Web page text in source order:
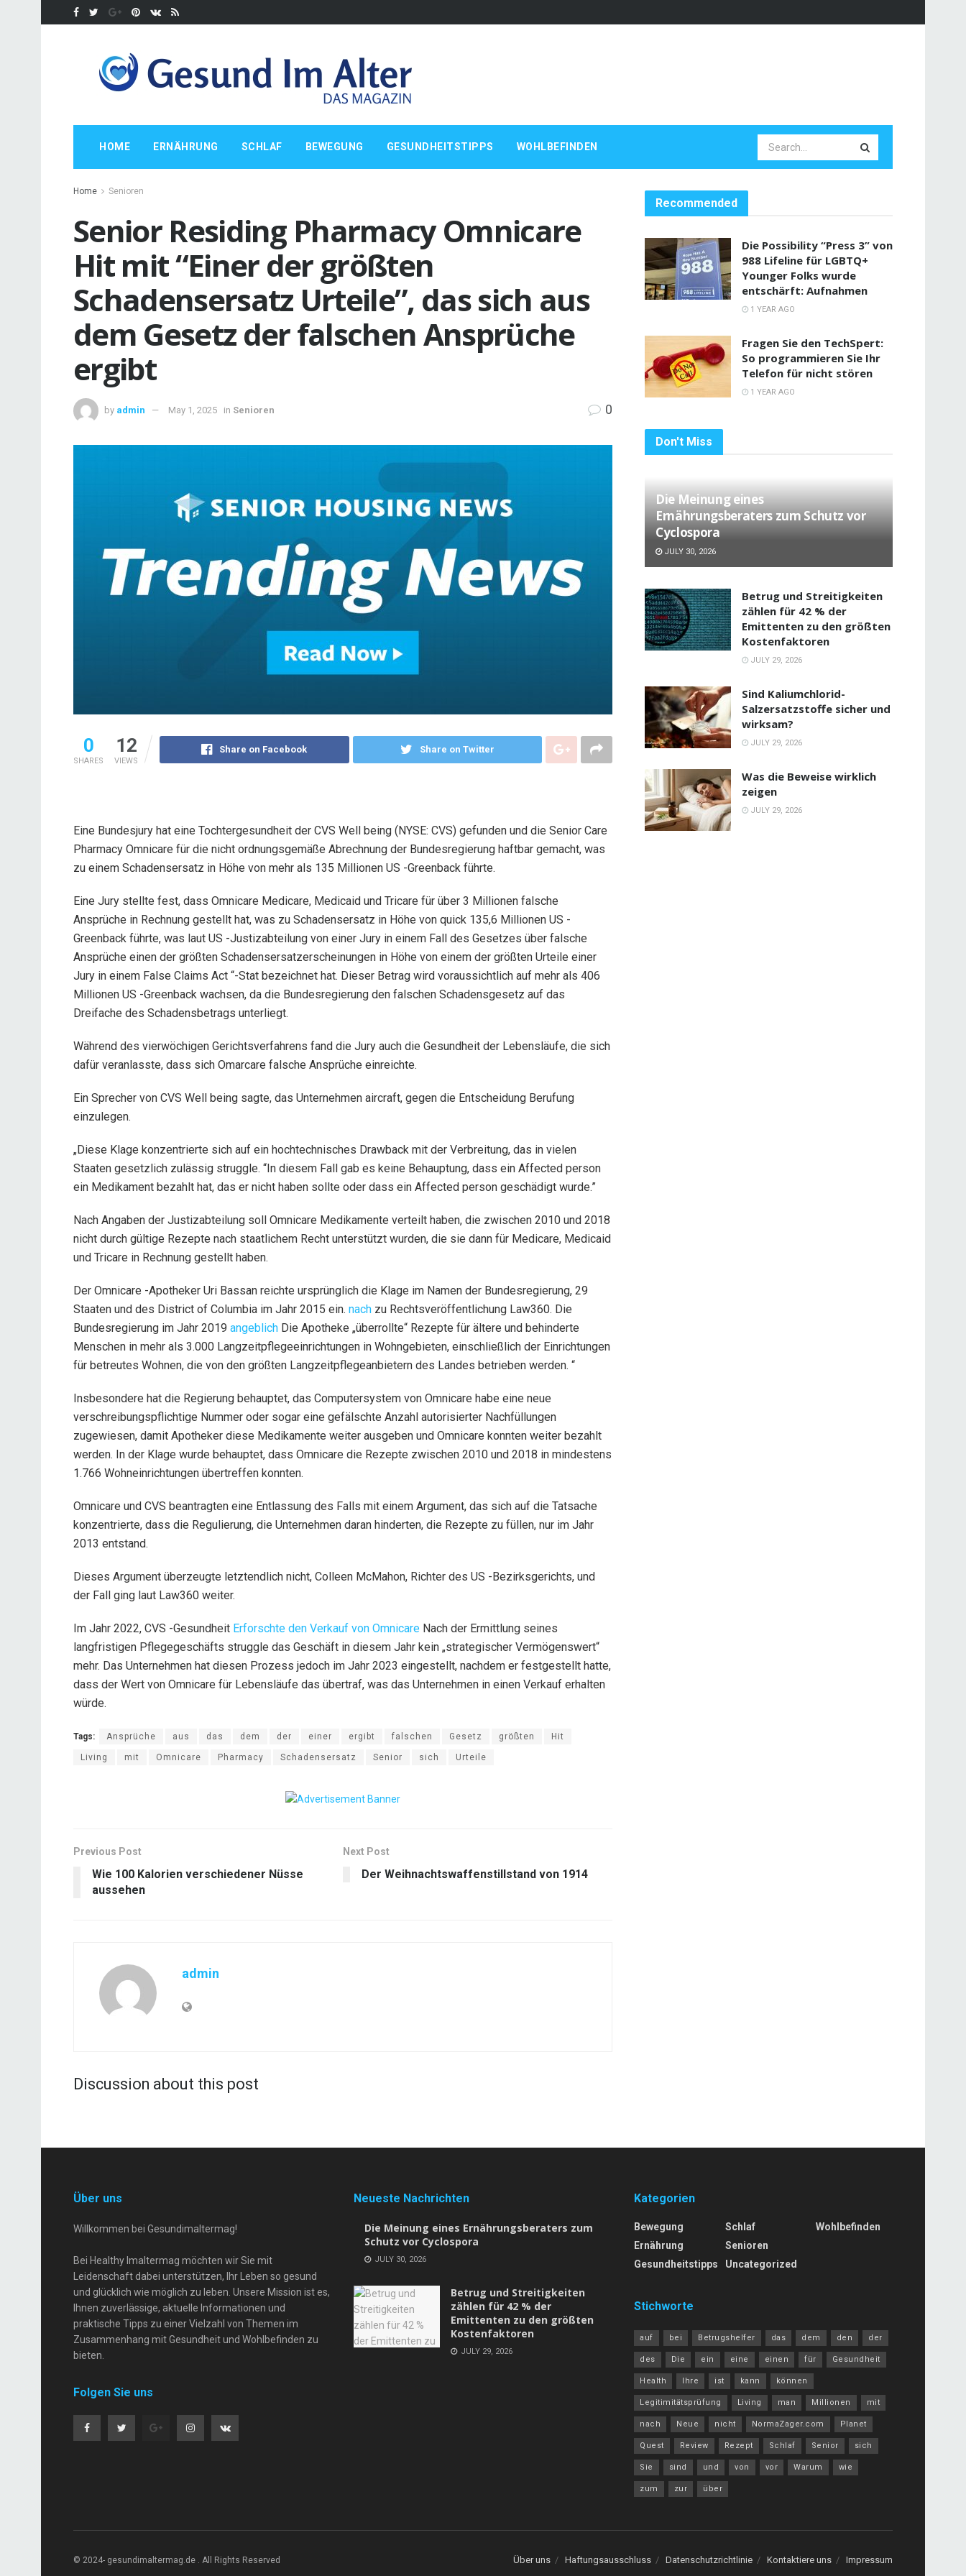
HOME ERNÄHRUNG SCHLAF BEWEGUNG GESUNDHEITSTIPPS WOHLBEFINDEN
Home Senioren
Senior Residing Pharmacy Omnicare
Hit mit “Einer der größten
Schadensersatz Urteile”, das sich aus
dem Gesetz der falschen Ansprüche
ergibt
by admin May 1, 2025 in Senioren 0
0
SHARES
12
VIEWS
Share on Facebook Share on Twitter
Eine Bundesjury hat eine Tochtergesundheit der CVS Well being (NYSE: CVS) gefunden und die Senior Care
Pharmacy Omnicare für die nicht ordnungsgemäße Abrechnung der Bundesregierung haftbar gemacht, was
zu einem Schadensersatz in Höhe von mehr als 135 Millionen US -Greenback führte.
Eine Jury stellte fest, dass Omnicare Medicare, Medicaid und Tricare für über 3 Millionen falsche
Ansprüche in Rechnung gestellt hat, was zu Schadensersatz in Höhe von quick 135,6 Millionen US -
Greenback führte, was laut US -Justizabteilung von einer Jury in einem Fall des Gesetzes über falsche
Ansprüche einen der größten Schadensersatzerscheinungen in Höhe von einem der größten Urteile einer
Jury in einem False Claims Act “-Stat bezeichnet hat. Dieser Betrag wird voraussichtlich auf mehr als 406
Millionen US -Greenback wachsen, da die Bundesregierung den falschen Schadensgesetz auf das
Dreifache des Schadensbetrags unterliegt.
Während des vierwöchigen Gerichtsverfahrens fand die Jury auch die Gesundheit der Lebensläufe, die sich
dafür veranlasste, dass sich Omarcare falsche Ansprüche einreichte.
Ein Sprecher von CVS Well being sagte, das Unternehmen aircraft, gegen die Entscheidung Berufung
einzulegen.
„Diese Klage konzentrierte sich auf ein hochtechnisches Drawback mit der Verbreitung, das in vielen
Staaten gesetzlich zulässig struggle. “In diesem Fall gab es keine Behauptung, dass ein Affected person
ein Medikament bezahlt hat, das er nicht haben sollte oder dass ein Affected person geschädigt wurde.”
Nach Angaben der Justizabteilung soll Omnicare Medikamente verteilt haben, die zwischen 2010 und 2018
nicht durch gültige Rezepte nach staatlichem Recht unterstützt wurden, die sie dann für Medicare, Medicaid
und Tricare in Rechnung gestellt haben.
Der Omnicare -Apotheker Uri Bassan reichte ursprünglich die Klage im Namen der Bundesregierung, 29
Staaten und des District of Columbia im Jahr 2015 ein. nach zu Rechtsveröffentlichung Law360. Die
Bundesregierung im Jahr 2019 angeblich Die Apotheke „überrollte“ Rezepte für ältere und behinderte
Menschen in mehr als 3.000 Langzeitpflegeeinrichtungen in Wohngebieten, einschließlich der Einrichtungen
für betreutes Wohnen, die von den größten Langzeitpflegeanbietern des Landes betrieben werden. “
Insbesondere hat die Regierung behauptet, das Computersystem von Omnicare habe eine neue
verschreibungspflichtige Nummer oder sogar eine gefälschte Anzahl autorisierter Nachfüllungen
zugewiesen, damit Apotheker diese Medikamente weiter ausgeben und Omnicare konnten weiter bezahlt
werden. In der Klage wurde behauptet, dass Omnicare die Rezepte zwischen 2010 und 2018 in mindestens
1.766 Wohneinrichtungen übertreffen konnten.
Omnicare und CVS beantragten eine Entlassung des Falls mit einem Argument, das sich auf die Tatsache
konzentrierte, dass die Regulierung, die Unternehmen daran hinderten, die Rezepte zu füllen, nur im Jahr
2013 entstand.
Dieses Argument überzeugte letztendlich nicht, Colleen McMahon, Richter des US -Bezirksgerichts, und
der Fall ging laut Law360 weiter.
Im Jahr 2022, CVS -Gesundheit Erforschte den Verkauf von Omnicare Nach der Ermittlung seines
langfristigen Pflegegeschäfts struggle das Geschäft in diesem Jahr kein „strategischer Vermögenswert“
mehr. Das Unternehmen hat diesen Prozess jedoch im Jahr 2023 eingestellt, nachdem er festgestellt hatte,
dass der Wert von Omnicare für Lebensläufe das übertraf, was das Unternehmen in einen Verkauf erhalten
würde.
Tags: Ansprüche aus das dem der einer ergibt falschen Gesetz größten Hit
Living mit Omnicare Pharmacy Schadensersatz Senior sich Urteile
Previous Post
Wie 100 Kalorien verschiedener Nüsse
aussehen
Next Post
Der Weihnachtswaffenstillstand von 1914
admin
Discussion about this post
Recommended
Die Possibility “Press 3” von
988 Lifeline für LGBTQ+
Younger Folks wurde
entschärft: Aufnahmen
1 YEAR AGO
Fragen Sie den TechSpert:
So programmieren Sie Ihr
Telefon für nicht stören
1 YEAR AGO
Don't Miss
Die Meinung eines
Ernährungsberaters zum Schutz vor
Cyclospora
JULY 30, 2026
Betrug und Streitigkeiten
zählen für 42 % der
Emittenten zu den größten
Kostenfaktoren
JULY 29, 2026
Sind Kaliumchlorid-
Salzersatzstoffe sicher und
wirksam?
JULY 29, 2026
Was die Beweise wirklich
zeigen
JULY 29, 2026
Über uns
Willkommen bei Gesundimaltermag!
Bei Healthy Imaltermag möchten wir Sie mit
Leidenschaft dabei unterstützen, Ihr Leben so gesund
und glücklich wie möglich zu leben. Unsere Mission ist es,
Ihnen zuverlässige, aktuelle Informationen und
praktische Tipps zu einer Vielzahl von Themen im
Zusammenhang mit Gesundheit und Wohlbefinden zu
bieten.
Folgen Sie uns
Neueste Nachrichten
Die Meinung eines Ernährungsberaters zum
Schutz vor Cyclospora
JULY 30, 2026
Betrug und Streitigkeiten
zählen für 42 % der
Emittenten zu den größten
Kostenfaktoren
JULY 29, 2026
Kategorien
Bewegung
Ernährung
Gesundheitstipps
Schlaf
Senioren
Uncategorized
Wohlbefinden
Stichworte
auf bei Betrugshelfer das dem den der
des Die ein eine einen für Gesundheit
Health Ihre ist kann können
Legitimitätsprüfung Living man Millionen mit
nach Neue nicht NormaZager.com Planet
Quest Review Rezept Schlaf Senior sich
Sie sind und von vor Warum wie
zum zur über
Über uns Haftungsausschluss Datenschutzrichtlinie Kontaktiere uns Impressum
© 2024- gesundimaltermag.de . All Rights Reserved